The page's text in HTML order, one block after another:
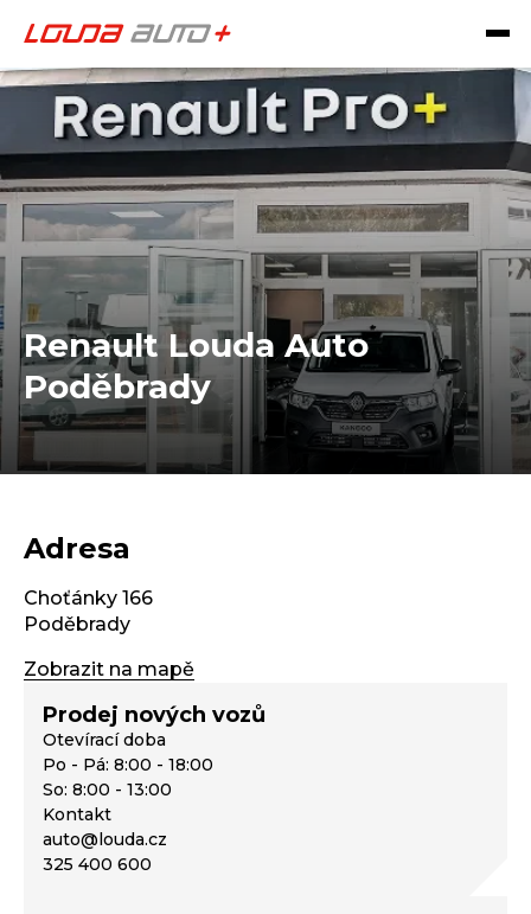
Renault Louda Auto
Poděbrady
Adresa
Choťánky 166
Poděbrady
Zobrazit na mapě
Prodej nových vozů
Otevírací doba
Po - Pá: 8:00 - 18:00
So: 8:00 - 13:00
Kontakt
auto@louda.cz
325 400 600